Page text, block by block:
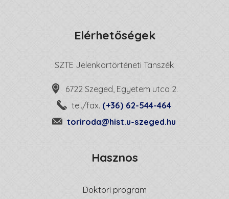
Elérhetőségek
SZTE Jelenkortörténeti Tanszék
6722 Szeged, Egyetem utca 2.
tel./fax. (+36) 62-544-464
toriroda@hist.u-szeged.hu
Hasznos
Doktori program